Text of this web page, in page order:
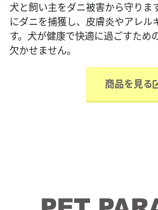
犬と飼い主をダニ被害から守りま
にダニを捕獲し、皮膚炎やアレル
す。犬が健康で快適に過ごすため
欠かせません。
商品を見る